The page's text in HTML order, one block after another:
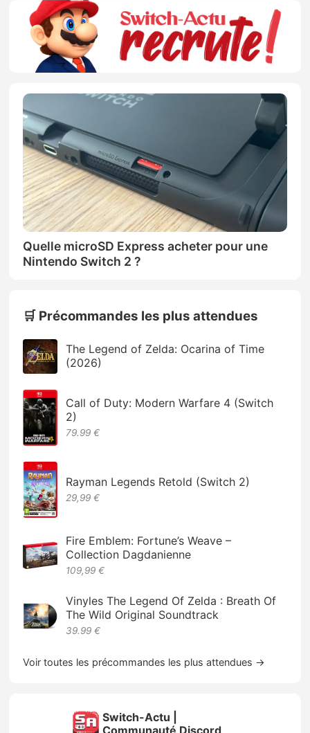
Quelle microSD Express acheter pour une
Nintendo Switch 2 ?
🛒 Précommandes les plus attendues
The Legend of Zelda: Ocarina of Time
(2026)
Call of Duty: Modern Warfare 4 (Switch
2)
79.99 €
Rayman Legends Retold (Switch 2)
29,99 €
Fire Emblem: Fortune’s Weave –
Collection Dagdanienne
109,99 €
Vinyles The Legend Of Zelda : Breath Of
The Wild Original Soundtrack
39.99 €
Voir toutes les précommandes les plus attendues →
Switch-Actu |